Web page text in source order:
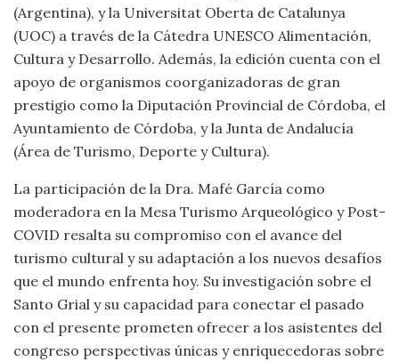
(Argentina), y la Universitat Oberta de Catalunya
(UOC) a través de la Cátedra UNESCO Alimentación,
Cultura y Desarrollo. Además, la edición cuenta con el
apoyo de organismos coorganizadoras de gran
prestigio como la Diputación Provincial de Córdoba, el
Ayuntamiento de Córdoba, y la Junta de Andalucía
(Área de Turismo, Deporte y Cultura).
La participación de la Dra. Mafé García como
moderadora en la Mesa Turismo Arqueológico y Post-
COVID resalta su compromiso con el avance del
turismo cultural y su adaptación a los nuevos desafíos
que el mundo enfrenta hoy. Su investigación sobre el
Santo Grial y su capacidad para conectar el pasado
con el presente prometen ofrecer a los asistentes del
congreso perspectivas únicas y enriquecedoras sobre